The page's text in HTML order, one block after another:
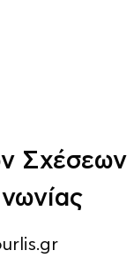
Σχέσεων